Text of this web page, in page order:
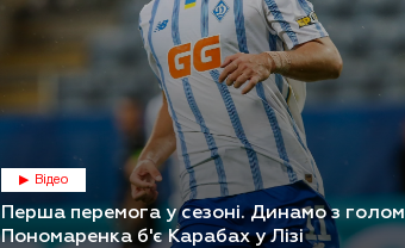
Відео
Перша перемога у сезоні. Динамо з голом
Пономаренка б'є Карабах у Лізі